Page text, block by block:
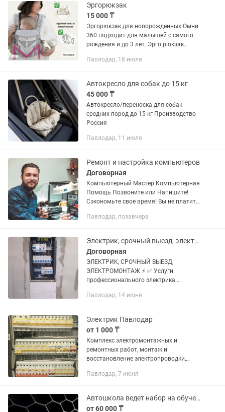
Эргорюкзак
15 000 ₸
Эргорюкзак для новорожденных Омни
360 подходит для малышей с самого
рождения и до 3 лет. Эрго рюкзак
регулируется по ширине как для
подросших...
Павлодар, 18 июля
Автокресло для собак до 15 кг
45 000 ₸
Автокресло/переноска для собак
средних пород до 15 кг Производство
Россия
Павлодар, 11 июля
Ремонт и настройка компьютеров
Договорная
Компьютерный Мастер Компьютерная
Помощь Позвоните или Напишите!
Сэкономьте свое время! Вы не платите
работу! Опыт работы в сфере IT более
Павлодар, позавчера
Электрик, срочный выезд, электромонтаж
Договорная
ЭЛEКТPИK, СPOЧНЫЙ ВЫЕЗД,
ЭЛЕKТPОМОНTАЖ ⚡ ✅ Уcлуги
пpофeccиoнaльного электpика.
тeчении 40мин.
Я, пpoфeссиональный электpик...
Павлодар, 14 июня
Электрик Павлодар
от 1 000 ₸
Комплекс электромонтажных и
ремонтных работ, монтаж и
восстановление электропроводки,
электросчётчиков, ремонт/перенос/
ремонт и...
Павлодар, 7 июня
Автошкола ведет набор на обучение !
от 60 000 ₸